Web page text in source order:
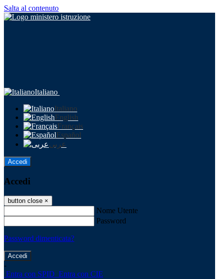
Salta al contenuto
Italiano
Italiano
English
Français
Español
عربى
Accedi
Accedi
button close ×
Nome Utente
Password
Password dimenticata?
-
Entra con SPID Entra con CIE